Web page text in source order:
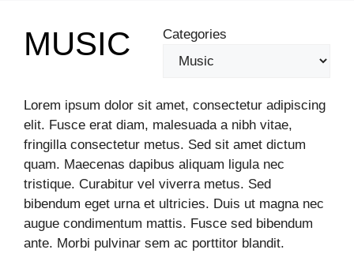
MUSIC Categories
Lorem ipsum dolor sit amet, consectetur adipiscing
elit. Fusce erat diam, malesuada a nibh vitae,
fringilla consectetur metus. Sed sit amet dictum
quam. Maecenas dapibus aliquam ligula nec
tristique. Curabitur vel viverra metus. Sed
bibendum eget urna et ultricies. Duis ut magna nec
augue condimentum mattis. Fusce sed bibendum
ante. Morbi pulvinar sem ac porttitor blandit.